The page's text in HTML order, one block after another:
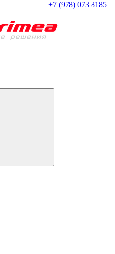
+7 (978) 073 8185